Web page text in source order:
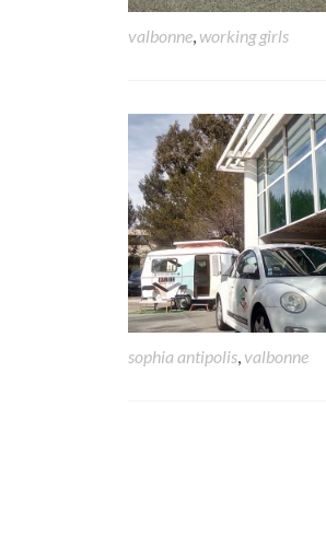
valbonne, working girls
sophia antipolis, valbonne